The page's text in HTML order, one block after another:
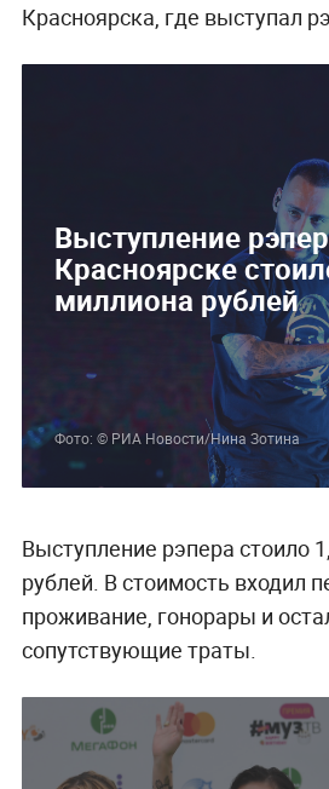
Красноярска, где выступал
Выступление
Красноярске
миллиона рублей
Фото: © РИА Новости/Нина Зотина
Выступление рэпера стоило
рублей. В стоимость входил
проживание, гонорары и
сопутствующие траты.